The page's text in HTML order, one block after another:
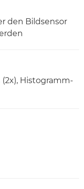
den Bildsensor
Histogramm-